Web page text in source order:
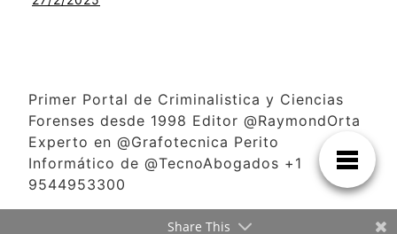
Primer Portal de Criminalistica y Ciencias
Forenses desde 1998 Editor @RaymondOrta
Experto en @Grafotecnica Perito
Informático de @TecnoAbogados +1
9544953300
Share This